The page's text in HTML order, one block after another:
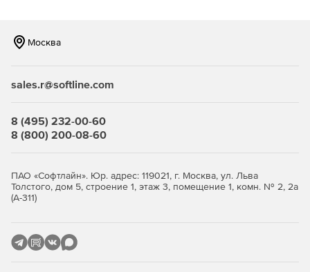
ZIP. Позволяет планировать копирование/
накопитель, DVD, FTP, LAN и т. д.
копий на удаленные серверы с помощью протоколов
FTP, FTPS или SFTP с сжатием ZIP и шифрованием.
сайтов или загрузки целого сайта.
диски USB/Firewire/SATA, NAS-сервер, iOmega REV
Drive, RDX Drive, другие ПК в сети. Предусмотрены
Москва
sales.r@softline.com
8 (495) 232-00-60
8 (800) 200-08-60
ПАО «Софтлайн». Юр. адрес: 119021, г. Москва, ул. Льва
Толстого, дом 5, строение 1, этаж 3, помещение 1, комн. № 2, 2а
(А-311)